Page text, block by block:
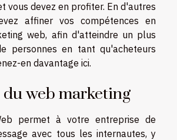
vous devez en profiter. En d'autres
affiner vos compétences en
web, afin d'atteindre un plus
personnes en tant qu'acheteurs
en davantage ici.
web marketing
permet à votre entreprise de
avec tous les internautes, y